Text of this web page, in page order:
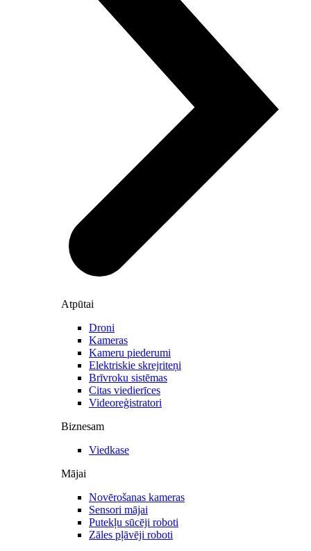
Atpūtai
Droni
Kameras
Kameru piederumi
Elektriskie skrejriteņi
Brīvroku sistēmas
Citas viedierīces
Videoreģistratori
Biznesam
Viedkase
Mājai
Novērošanas kameras
Sensori mājai
Putekļu sūcēji roboti
Zāles pļāvēji roboti